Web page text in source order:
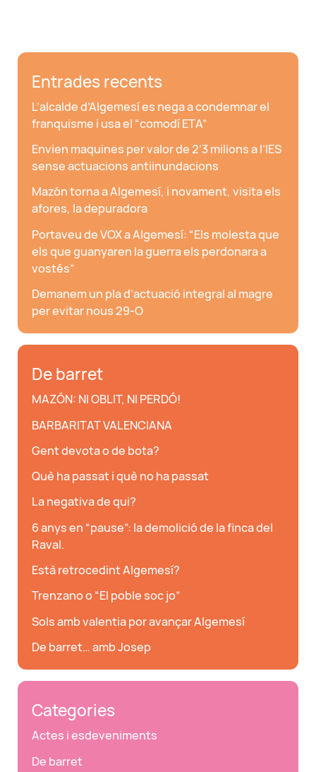
Entrades recents
L’alcalde d’Algemesí es nega a condemnar el
franquisme i usa el “comodí ETA”
Envien maquines per valor de 2’3 milions a l’IES
sense actuacions antiinundacions
Mazón torna a Algemesí, i novament, visita els
afores, la depuradora
Portaveu de VOX a Algemesí: “Els molesta que
els que guanyaren la guerra els perdonara a
vostés”
Demanem un pla d’actuació integral al magre
per evitar nous 29-O
De barret
MAZÓN: NI OBLIT, NI PERDÓ!
BARBARITAT VALENCIANA
Gent devota o de bota?
Què ha passat i què no ha passat
La negativa de qui?
6 anys en “pause”: la demolició de la finca del
Raval.
Està retrocedint Algemesí?
Trenzano o “El poble soc jo”
Sols amb valentia por avançar Algemesí
De barret… amb Josep
Categories
Actes i esdeveniments
De barret